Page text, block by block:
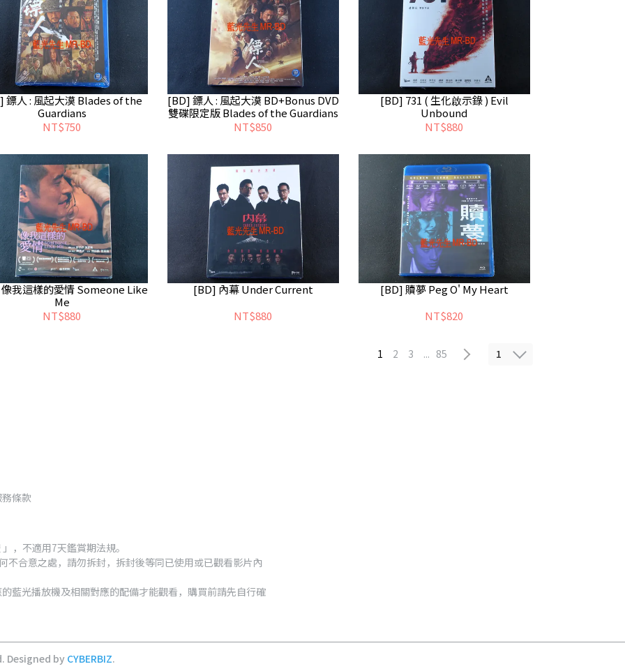
鏢人 : 風起大漠 Blades of the
Guardians
NT$750
[BD] 鏢人 : 風起大漠 BD+Bonus DVD
雙碟限定版 Blades of the Guardians
NT$850
[BD] 731 ( 生化啟示錄 ) Evil
Unbound
NT$880
我這樣的愛情 Someone Like
Me
NT$880
[BD] 內幕 Under Current
NT$880
[BD] 贖夢 Peg O' My Heart
NT$820
1 2 3 ... 85 1
條款
，不適用7天鑑賞期法規。
不合意之處，請勿拆封，拆封後等同已使用或已觀看影片內
藍光播放機及相關對應的配備才能觀看，購買前請先自行確
Designed by CYBERBIZ.